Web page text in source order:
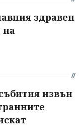
здравен
на
извън